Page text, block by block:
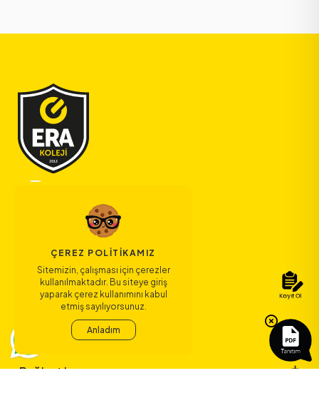
Bize Ulaşın
Bağlantılar
ÇEREZ POLITIKAMIZ
Sitemizin, çalışması için çerezler
kullanılmaktadır. Bu siteye giriş
yaparak çerez kullanımını kabul
etmiş sayılıyorsunuz.
Anladım